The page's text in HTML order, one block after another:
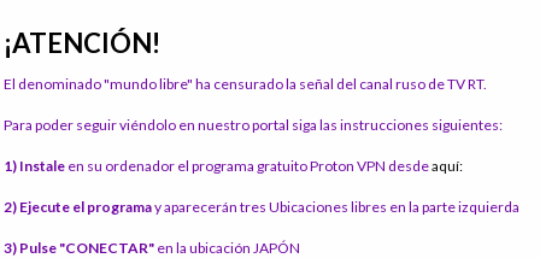
¡ATENCIÓN!
El denominado "mundo libre" ha censurado la señal del canal ruso de TV RT.
Para poder seguir viéndolo en nuestro portal siga las instrucciones siguientes:
1) Instale en su ordenador el programa gratuito Proton VPN desdeaquí:
2) Ejecute el programay aparecerán tres Ubicaciones libres en la parte izquierda
3) Pulse "CONECTAR" en la ubicación JAPÓN